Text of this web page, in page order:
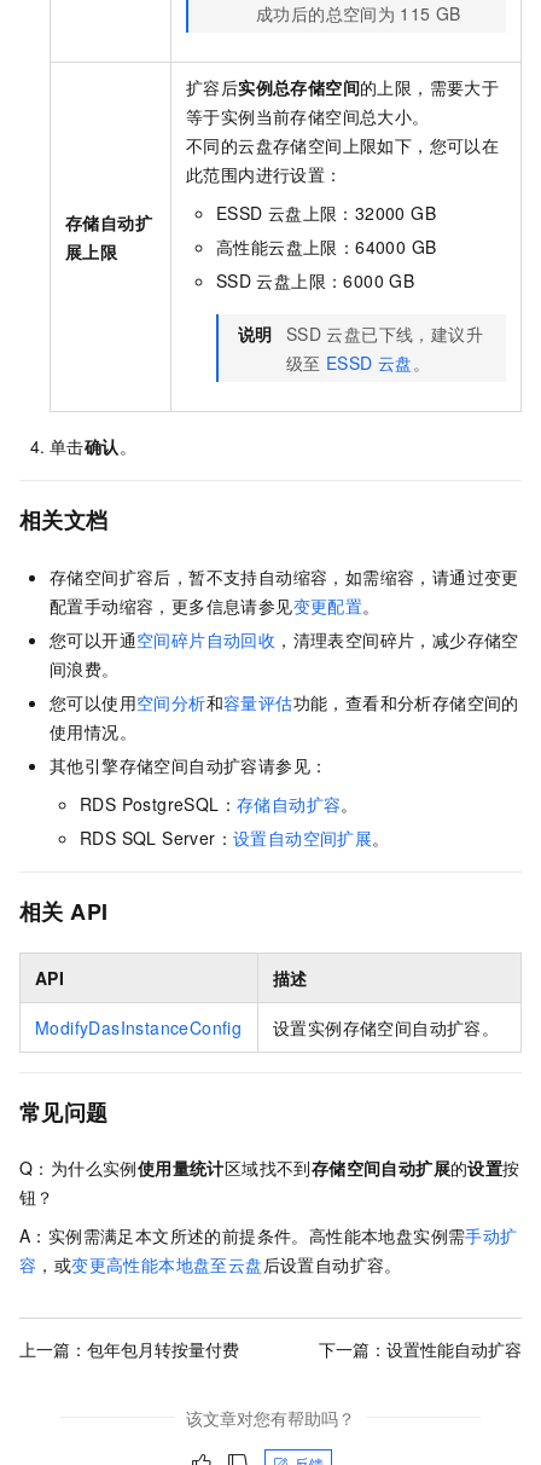
成功后的总空间为 115 GB
存储自动扩
展上限
扩容后实例总存储空间的上限，需要大于
等于实例当前存储空间总大小。
不同的云盘存储空间上限如下，您可以在
此范围内进行设置：
ESSD 云盘上限：32000 GB
高性能云盘上限：64000 GB
SSD 云盘上限：6000 GB
说明 SSD 云盘已下线，建议升
级至 ESSD 云盘。
单击确认。
相关文档
存储空间扩容后，暂不支持自动缩容，如需缩容，请通过变更
配置手动缩容，更多信息请参见变更配置。
您可以开通空间碎片自动回收 ，清理表空间碎片，减少存储空
间浪费。
您可以使用空间分析和容量评估功能，查看和分析存储空间的
使用情况。
其他引擎存储空间自动扩容请参见：
RDS PostgreSQL：存储自动扩容。
RDS SQL Server：设置自动空间扩展。
相关 API
API 描述
ModifyDasInstanceConfig 设置实例存储空间自动扩容。
常见问题
Q：为什么实例使用量统计区域找不到存储空间自动扩展的设置按
钮？
A：实例需满足本文所述的前提条件。高性能本地盘实例需手动扩
容 ，或变更高性能本地盘至云盘 后设置自动扩容。
上一篇： 包年包月转按量付费 下一篇： 设置性能自动扩容
该文章对您有帮助吗？